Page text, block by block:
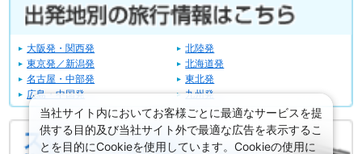
大阪発・関西発
北陸発
東京発／新潟発
北海道発
名古屋・中部発
東北発
広島・中国発
九州発
当社サイト内においてお客様ごとに最適なサービスを提
供する目的及び当社サイト外で最適な広告を表示するこ
とを目的にCookieを使用しています。Cookieの使用に